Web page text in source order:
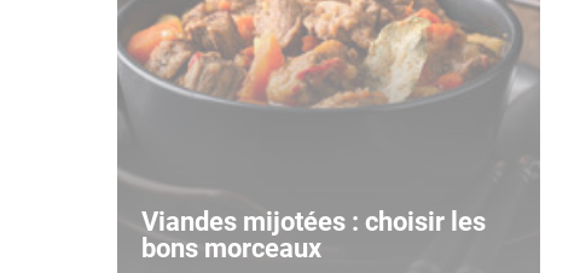
Viandes mijotées : choisir les
bons morceaux